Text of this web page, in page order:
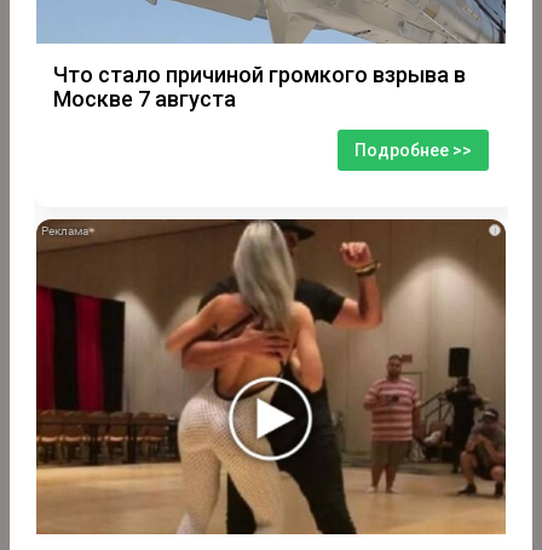
Что стало причиной громкого взрыва в
Москве 7 августа
Подробнее >>
i